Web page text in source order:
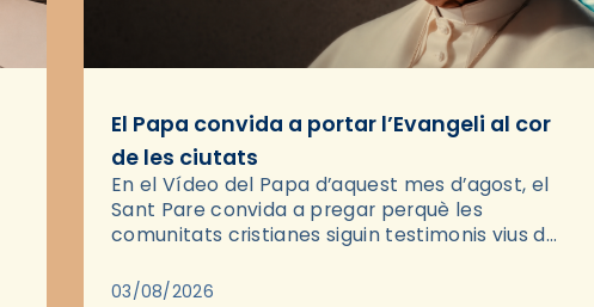
El Papa convida a portar l’Evangeli al cor
de les ciutats
En el Vídeo del Papa d’aquest mes d’agost, el
Sant Pare convida a pregar perquè les
comunitats cristianes siguin testimonis vius de
pregària, el…
03/08/2026